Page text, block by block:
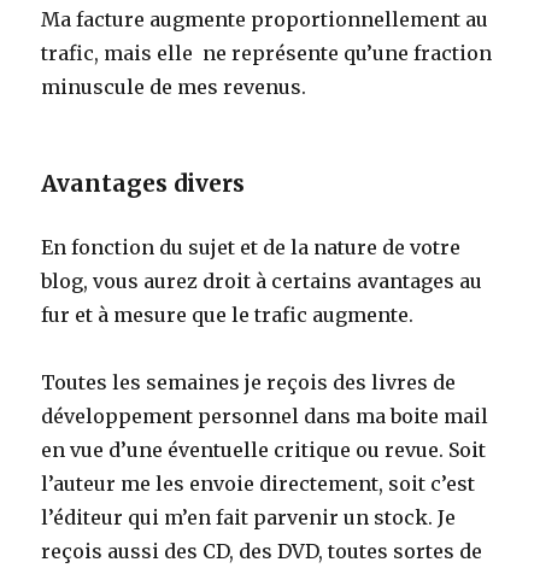
Ma facture augmente proportionnellement au
trafic, mais elle ne représente qu’une fraction
minuscule de mes revenus.
Avantages divers
En fonction du sujet et de la nature de votre
blog, vous aurez droit à certains avantages au
fur et à mesure que le trafic augmente.
Toutes les semaines je reçois des livres de
développement personnel dans ma boite mail
en vue d’une éventuelle critique ou revue. Soit
l’auteur me les envoie directement, soit c’est
l’éditeur qui m’en fait parvenir un stock. Je
reçois aussi des CD, des DVD, toutes sortes de